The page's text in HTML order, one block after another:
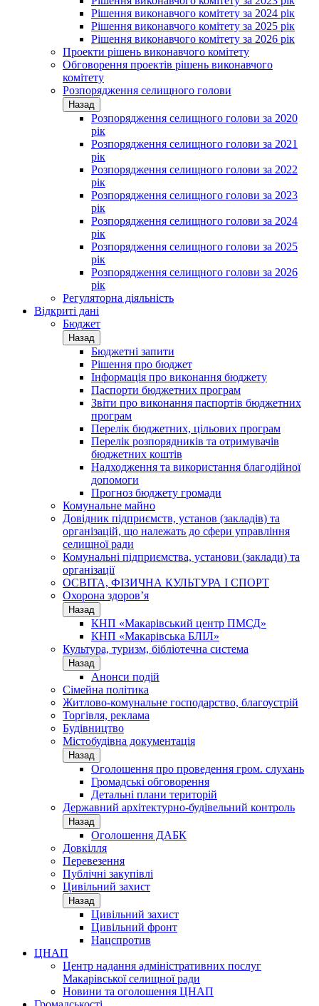
Рішення виконавчого комітету за 2024 рік
Рішення виконавчого комітету за 2025 рік
Рішення виконавчого комітету за 2026 рік
Проекти рішень виконавчого комітету
Обговорення проектів рішень виконавчого
комітету
Розпорядження селищного голови
Назад
Розпорядження селищного голови за 2020
рік
Розпорядження селищного голови за 2021
рік
Розпорядження селищного голови за 2022
рік
Розпорядження селищного голови за 2023
рік
Розпорядження селищного голови за 2024
рік
Розпорядження селищного голови за 2025
рік
Розпорядження селищного голови за 2026
рік
Регуляторна діяльність
Відкриті дані
Бюджет
Назад
Бюджетні запити
Рішення про бюджет
Інформація про виконання бюджету
Паспорти бюджетних програм
Звіти про виконання паспортів бюджетних
програм
Перелік бюджетних, цільових програм
Перелік розпорядників та отримувачів
бюджетних коштів
Надходження та використання благодійної
допомоги
Прогноз бюджету громади
Комунальне майно
Довідник підприємств, установ (закладів) та
організацій, що належать до сфери управління
селищної ради
Комунальні підприємства, установи (заклади) та
організації
ОСВІТА, ФІЗИЧНА КУЛЬТУРА І СПОРТ
Охорона здоров’я
Назад
КНП «Макарівський центр ПМСД»
КНП «Макарівська БЛІЛ»
Культура, туризм, бібліотечна система
Назад
Анонси подій
Сімейна політика
Житлово-комунальне господарство, благоустрій
Торгівля, реклама
Будівництво
Містобудівна документація
Назад
Оголошення про проведення гром. слухань
Громадські обговорення
Детальні плани територій
Державний архітектурно-будівельний контроль
Назад
Оголошення ДАБК
Довкілля
Перевезення
Публічні закупівлі
Цивільний захист
Назад
Цивільний захист
Цивільний фронт
Нацспротив
ЦНАП
Центр надання адміністративних послуг
Макарівської селищної ради
Новини та оголошення ЦНАП